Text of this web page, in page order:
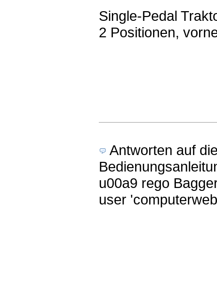
Single-Pedal
2 Positionen,
Antworten auf
u00a9 rego
user